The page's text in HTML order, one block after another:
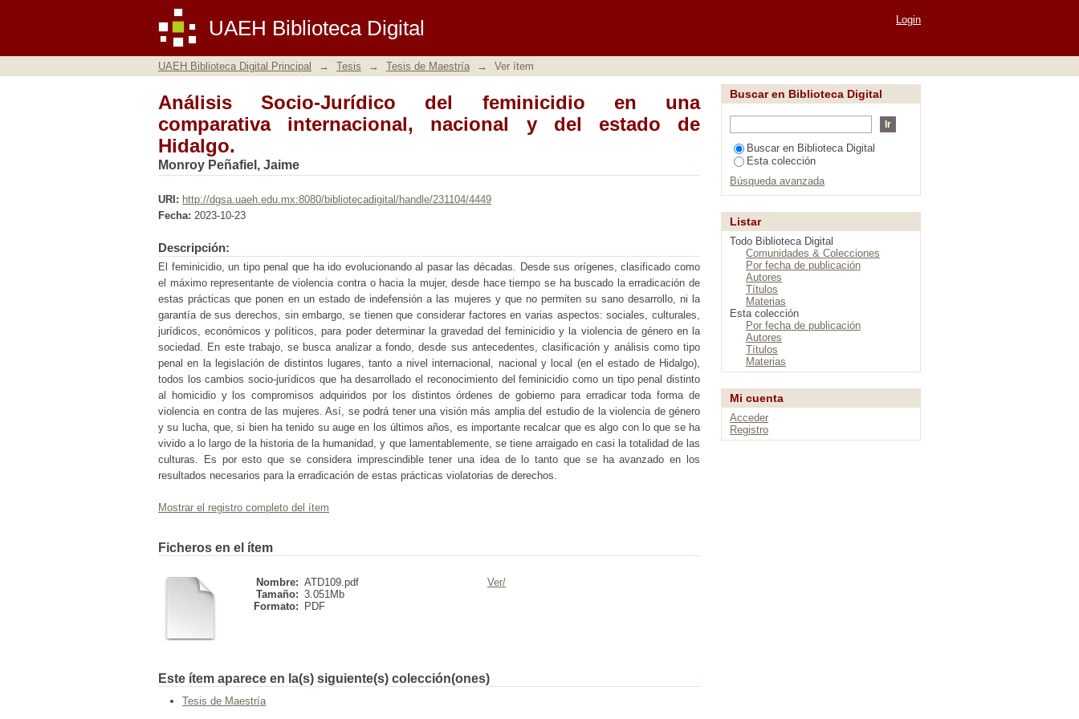
UAEH Biblioteca Digital
Análisis Socio-Jurídico del feminicidio en una comparativa internacional, nacional
y del estado de Hidalgo.
Login
UAEH Biblioteca Digital Principal → Tesis → Tesis de Maestría → Ver ítem
Análisis Socio-Jurídico del feminicidio en una
comparativa internacional, nacional y del estado de
Hidalgo.
Monroy Peñafiel, Jaime
URI: http://dgsa.uaeh.edu.mx:8080/bibliotecadigital/handle/231104/4449
Fecha: 2023-10-23
Descripción:
El feminicidio, un tipo penal que ha ido evolucionando al pasar las décadas. Desde sus orígenes, clasificado como
el máximo representante de violencia contra o hacia la mujer, desde hace tiempo se ha buscado la erradicación de
estas prácticas que ponen en un estado de indefensión a las mujeres y que no permiten su sano desarrollo, ni la
garantía de sus derechos, sin embargo, se tienen que considerar factores en varias aspectos: sociales, culturales,
jurídicos, económicos y políticos, para poder determinar la gravedad del feminicidio y la violencia de género en la
sociedad. En este trabajo, se busca analizar a fondo, desde sus antecedentes, clasificación y análisis como tipo
penal en la legislación de distintos lugares, tanto a nivel internacional, nacional y local (en el estado de Hidalgo),
todos los cambios socio-jurídicos que ha desarrollado el reconocimiento del feminicidio como un tipo penal distinto
al homicidio y los compromisos adquiridos por los distintos órdenes de gobierno para erradicar toda forma de
violencia en contra de las mujeres. Así, se podrá tener una visión más amplia del estudio de la violencia de género
y su lucha, que, si bien ha tenido su auge en los últimos años, es importante recalcar que es algo con lo que se ha
vivido a lo largo de la historia de la humanidad, y que lamentablemente, se tiene arraigado en casi la totalidad de las
culturas. Es por esto que se considera imprescindible tener una idea de lo tanto que se ha avanzado en los
resultados necesarios para la erradicación de estas prácticas violatorias de derechos.
Mostrar el registro completo del ítem
Ficheros en el ítem
Nombre: ATD109.pdf
Tamaño: 3.051Mb
Formato:
PDF
Ver/
Este ítem aparece en la(s) siguiente(s) colección(ones)
Tesis de Maestría
Buscar en Biblioteca Digital
Buscar en Biblioteca Digital
Esta colección
Búsqueda avanzada
Listar
Todo Biblioteca Digital
Comunidades & Colecciones
Por fecha de publicación
Autores
Títulos
Materias
Esta colección
Por fecha de publicación
Autores
Títulos
Materias
Mi cuenta
Acceder
Registro